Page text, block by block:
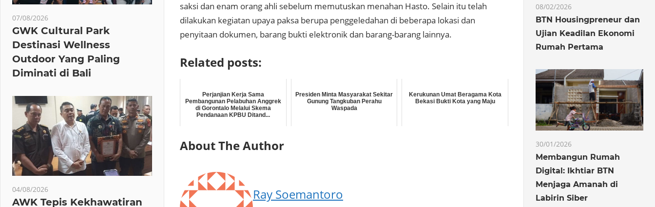
saksi dan enam orang ahli sebelum memutuskan menahan Hasto. Selain itu telah
dilakukan kegiatan upaya paksa berupa penggeledahan di beberapa lokasi dan
penyitaan dokumen, barang bukti elektronik dan barang-barang lainnya.
Related posts:
Perjanjian Kerja Sama
Pembangunan Pelabuhan Anggrek
di Gorontalo Melalui Skema
Pendanaan KPBU Ditand...
Presiden Minta Masyarakat Sekitar
Gunung Tangkuban Perahu
Waspada
Kerukunan Umat Beragama Kota
Bekasi Bukti Kota yang Maju
About The Author
Ray Soemantoro
07/08/2026
GWK Cultural Park
Destinasi Wellness
Outdoor Yang Paling
Diminati di Bali
04/08/2026
AWK Tepis Kekhawatiran
08/02/2026
BTN Housingpreneur dan
Ujian Keadilan Ekonomi
Rumah Pertama
30/01/2026
Membangun Rumah
Digital: Ikhtiar BTN
Menjaga Amanah di
Labirin Siber